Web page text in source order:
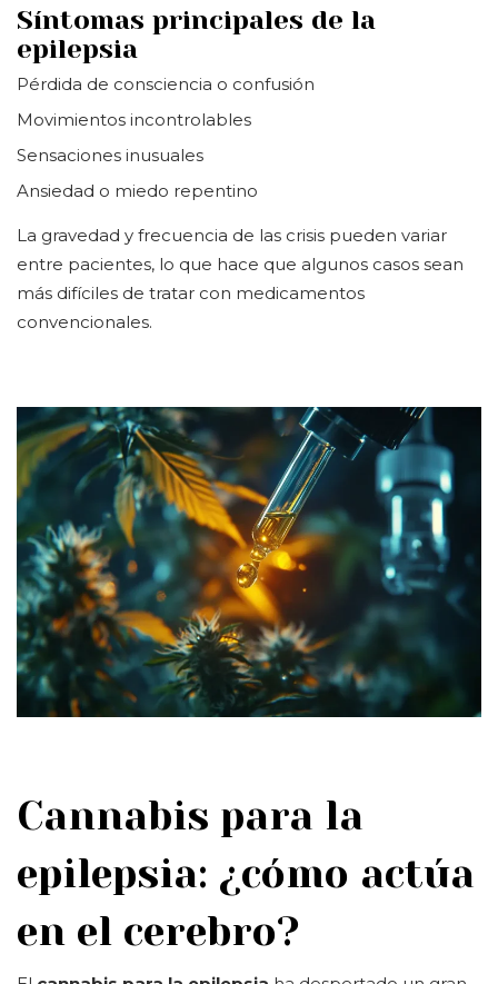
Síntomas principales de la
epilepsia
Pérdida de consciencia o confusión
Movimientos incontrolables
Sensaciones inusuales
Ansiedad o miedo repentino
La gravedad y frecuencia de las crisis pueden variar
entre pacientes, lo que hace que algunos casos sean
más difíciles de tratar con medicamentos
convencionales.
Cannabis para la
epilepsia: ¿cómo actúa
en el cerebro?